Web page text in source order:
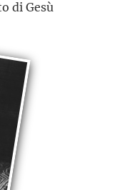
di Gesù